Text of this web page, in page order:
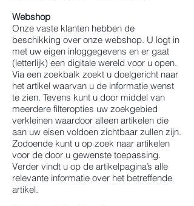
Webshop
Onze vaste klanten hebben de
beschikking over onze webshop. U logt in
met uw eigen inloggegevens en er gaat
(letterlijk) een digitale wereld voor u open.
Via een zoekbalk zoekt u doelgericht naar
het artikel waarvan u de informatie wenst
te zien. Tevens kunt u door middel van
meerdere filteropties uw zoekgebied
verkleinen waardoor alleen artikelen die
aan uw eisen voldoen zichtbaar zullen zijn.
Zodoende kunt u op zoek naar artikelen
voor de door u gewenste toepassing.
Verder vindt u op de artikelpagina’s alle
relevante informatie over het betreffende
artikel.